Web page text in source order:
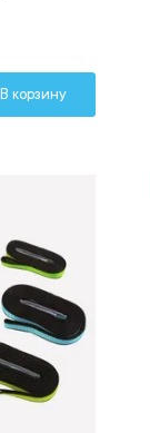
В корзину